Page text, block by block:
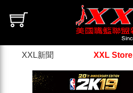
XXL新聞 XXL Store